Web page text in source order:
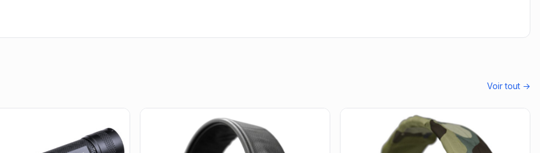
Voir tout →